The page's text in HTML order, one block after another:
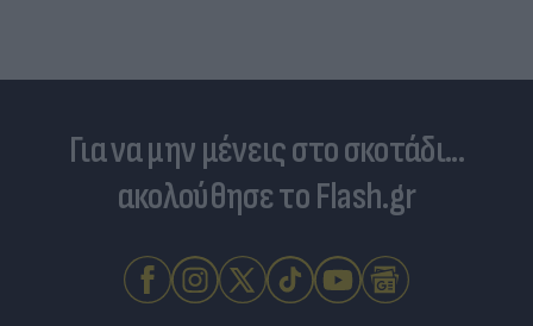
Για να μην μένεις στο σκοτάδι...
ακολούθησε το Flash.gr